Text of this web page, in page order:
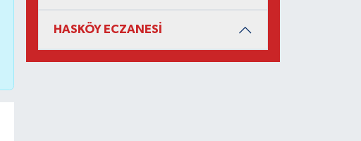
HASKÖY ECZANESİ